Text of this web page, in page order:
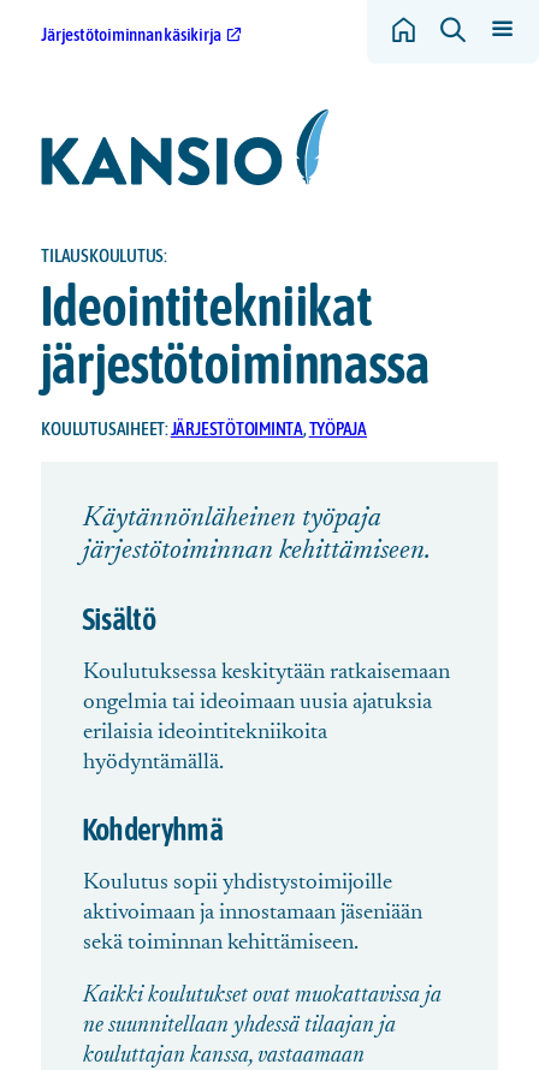
Järjestötoiminnan käsikirja
TILAUSKOULUTUS:
Ideointitekniikat
järjestötoiminnassa
KOULUTUSAIHEET:JÄRJESTÖTOIMINTA,TYÖPAJA
Käytännönläheinen työpaja
järjestötoiminnan kehittämiseen.
Sisältö
Koulutuksessa keskitytään ratkaisemaan
ongelmia tai ideoimaan uusia ajatuksia
erilaisia ideointitekniikoita
hyödyntämällä.
Kohderyhmä
Koulutus sopii yhdistystoimijoille
aktivoimaan ja innostamaan jäseniään
sekä toiminnan kehittämiseen.
Kaikki koulutukset ovat muokattavissa ja
ne suunnitellaan yhdessä tilaajan ja
kouluttajan kanssa, vastaamaan